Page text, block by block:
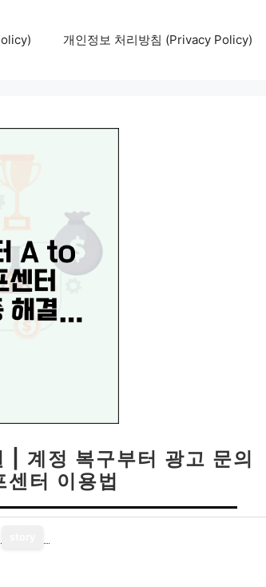
개인정보 처리방침 (Privacy Policy)
| 계정 복구부터 광고 문의
터 이용법